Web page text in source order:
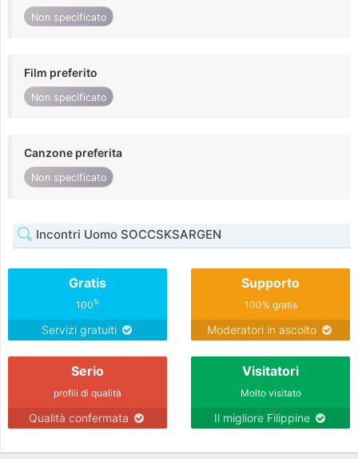
Non specificato
Film preferito
Non specificato
Canzone preferita
Non specificato
Incontri Uomo SOCCSKSARGEN
Gratis
100%
Servizi gratuiti
Supporto
100% gratis
Moderatori in ascolto
Serio
profili di qualità
Qualità confermata
Visitatori
Molto visitato
Il migliore Filippine